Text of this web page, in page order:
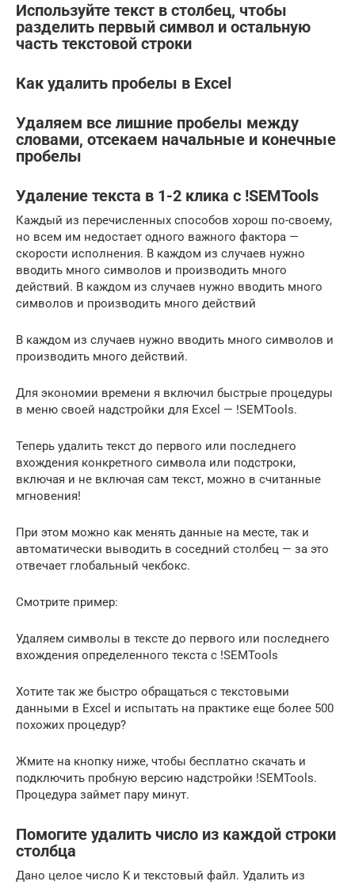
Используйте текст в столбец, чтобы
разделить первый символ и остальную
часть текстовой строки
Как удалить пробелы в Excel
Удаляем все лишние пробелы между
словами, отсекаем начальные и конечные
пробелы
Удаление текста в 1-2 клика с !SEMTools
Каждый из перечисленных способов хорош по-своему,
но всем им недостает одного важного фактора —
скорости исполнения. В каждом из случаев нужно
вводить много символов и производить много
действий. В каждом из случаев нужно вводить много
символов и производить много действий
В каждом из случаев нужно вводить много символов и
производить много действий.
Для экономии времени я включил быстрые процедуры
в меню своей надстройки для Excel — !SEMTools.
Теперь удалить текст до первого или последнего
вхождения конкретного символа или подстроки,
включая и не включая сам текст, можно в считанные
мгновения!
При этом можно как менять данные на месте, так и
автоматически выводить в соседний столбец — за это
отвечает глобальный чекбокс.
Смотрите пример:
Удаляем символы в тексте до первого или последнего
вхождения определенного текста с !SEMTools
Хотите так же быстро обращаться с текстовыми
данными в Excel и испытать на практике еще более 500
похожих процедур?
Жмите на кнопку ниже, чтобы бесплатно скачать и
подключить пробную версию надстройки !SEMTools.
Процедура займет пару минут.
Помогите удалить число из каждой строки
столбца
Дано целое число K и текстовый файл. Удалить из